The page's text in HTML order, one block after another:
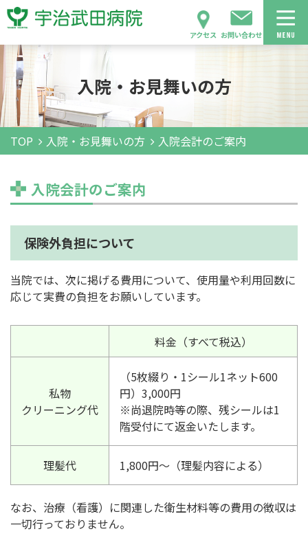
アクセス お問い合わせ
入院・お見舞いの方
TOP 入院・お見舞いの方 入院会計のご案内
入院会計のご案内
保険外負担について
当院では、次に掲げる費用について、使用量や利用回数に
応じて実費の負担をお願いしています。
料金（すべて税込）
私物
クリーニング代
（5枚綴り・1シール1ネット600
円）3,000円
※尚退院時等の際、残シールは1
階受付にて返金いたします。
理髪代 1,800円～（理髪内容による）
なお、治療（看護）に関連した衛生材料等の費用の徴収は
一切行っておりません。